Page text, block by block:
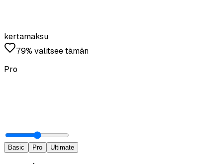
kertamaksu
79% valitsee tämän
Pro
Basic Pro Ultimate